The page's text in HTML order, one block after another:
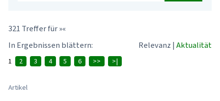
321 Treffer für »«
In Ergebnissen blättern:
Relevanz | Aktualität
1 2 3 4 5 6 >> >|
Artikel